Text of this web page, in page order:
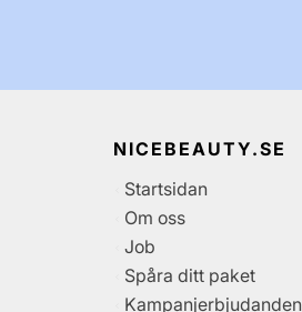
NICEBEAUTY.SE
Startsidan
Om oss
Job
Spåra ditt paket
Kampanjerbjudanden